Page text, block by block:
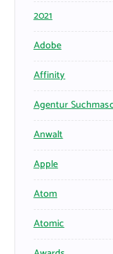
2021
Adobe
Affinity
Agentur
Anwalt
Apple
Atom
Atomic